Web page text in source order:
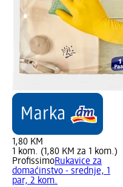
1,80 KM
1 kom. (1,80 KM za 1 kom.)
ProfissimoRukavice za
domaćinstvo - srednje, 1
par, 2 kom.